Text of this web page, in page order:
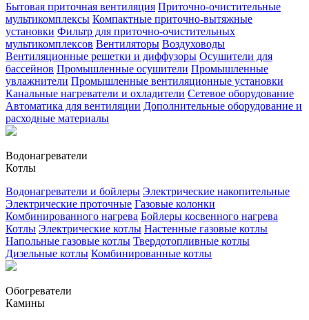
Бытовая приточная вентиляция Приточно-очистительные
мультикомплексы Компактные приточно-вытяжные
установки Фильтр для приточно-очистительных
мультикомплексов Вентиляторы Воздуховоды
Вентиляционные решетки и диффузоры Осушители для
бассейнов Промышленные осушители Промышленные
увлажнители Промышленные вентиляционные установки
Канальные нагреватели и охладители Сетевое оборудование
Автоматика для вентиляции Дополнительные оборудование и
расходные материалы
Водонагреватели
Котлы
Водонагреватели и бойлеры Электрические накопительные
Электрические проточные Газовые колонки
Комбинированного нагрева Бойлеры косвенного нагрева
Котлы Электрические котлы Настенные газовые котлы
Напольные газовые котлы Твердотопливные котлы
Дизельные котлы Комбинированные котлы
Обогреватели
Камины